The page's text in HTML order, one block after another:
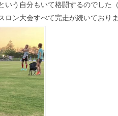
いう自分もいて格闘するのでした
ロン大会すべて完走が続いており